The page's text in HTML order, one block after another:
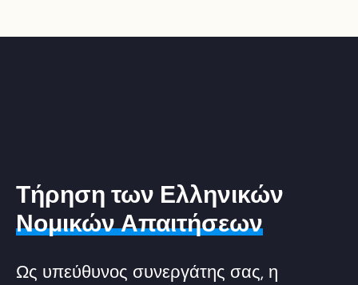
Τήρηση των Ελληνικών
Νομικών Απαιτήσεων
Ως υπεύθυνος συνεργάτης σας, η